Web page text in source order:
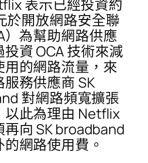
表示已經投資約
於開放網路安全聯
）為幫助網路供應
資 OCA 技術來減
用的網路流量，來
務供應商 SK
對網路頻寬擴張
以此為理由 Netflix
向 SK broadband
網路使用費。